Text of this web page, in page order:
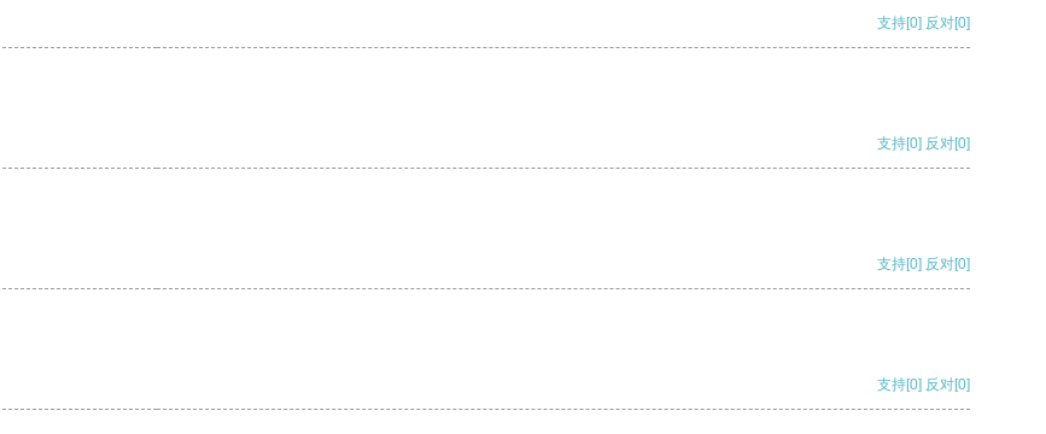
支持[0] 反对[0]
支持[0] 反对[0]
支持[0] 反对[0]
支持[0] 反对[0]